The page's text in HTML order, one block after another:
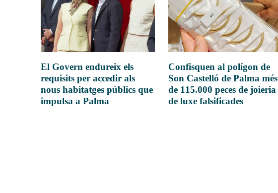
El Govern endureix els
requisits per accedir als
nous habitatges públics que
impulsa a Palma
Confisquen al polígon de
Son Castelló de Palma més
de 115.000 peces de joieria
de luxe falsificades